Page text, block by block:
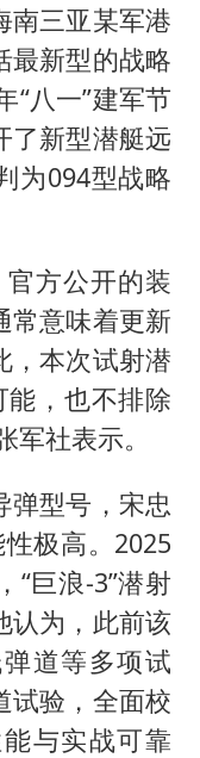
南三亚某军港
最新型的战略
“八一”建军节
了新型潜艇远
为094型战略
方公开的装
常意味着更新
，本次试射潜
，也不排除
社表示。
弹型号，宋忠
极高。2025
“巨浪-3”潜射
认为，此前该
道等多项试
试验，全面校
与实战可靠